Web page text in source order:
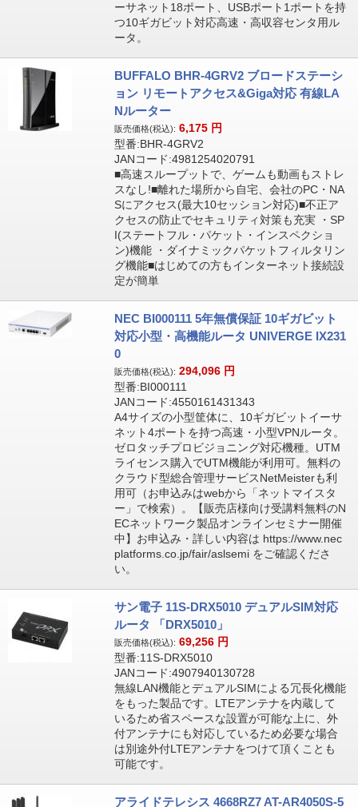
ーサネット18ポート、USBポート1ポートを持
つ10ギガビット対応高速・高収容センタ用ル
ータ。
BUFFALO BHR-4GRV2 ブロードステーシ
ョン リモートアクセス&Giga対応 有線LA
Nルーター
販売価格(税込): 6,175 円
型番:BHR-4GRV2
JANコード:4981254020791
■高速スループットで、ゲームも動画もストレ
スなし!■離れた場所から自宅、会社のPC・NA
Sにアクセス(最大10セッション対応)■不正ア
クセスの防止でセキュリティ対策も充実 ・SP
I(ステートフル・パケット・インスペクショ
ン)機能 ・ダイナミックパケットフィルタリン
グ機能■はじめての方もインターネット接続設
定が簡単
NEC BI000111 5年無償保証 10ギガビット
対応小型・高機能ルータ UNIVERGE IX231
0
販売価格(税込): 294,096 円
型番:BI000111
JANコード:4550161431343
A4サイズの小型筐体に、10ギガビットイーサ
ネット4ポートを持つ高速・小型VPNルータ。
ゼロタッチプロビジョニング対応機種。UTM
ライセンス購入でUTM機能が利用可。無料の
クラウド型総合管理サービスNetMeisterも利
用可（お申込みはwebから「ネットマイスタ
ー」で検索）。【販売店様向け受講料無料のN
ECネットワーク製品オンラインセミナー開催
中】お申込み・詳しい内容は https://www.nec
platforms.co.jp/fair/aslsemi をご確認くださ
い。
サン電子 11S-DRX5010 デュアルSIM対応
ルータ 「DRX5010」
販売価格(税込): 69,256 円
型番:11S-DRX5010
JANコード:4907940130728
無線LAN機能とデュアルSIMによる冗長化機能
をもった製品です。LTEアンテナを内蔵して
いるため省スペースな設置が可能な上に、外
付アンテナにも対応しているため必要な場合
は別途外付LTEアンテナをつけて頂くことも
可能です。
アライドテレシス 4668RZ7 AT-AR4050S-5